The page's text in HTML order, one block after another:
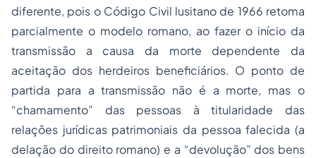
diferente, pois o Código Civil lusitano de 1966 retoma
parcialmente o modelo romano, ao fazer o início da
transmissão a causa da morte dependente da
aceitação dos herdeiros beneficiários. O ponto de
partida para a transmissão não é a morte, mas o
“chamamento” das pessoas à titularidade das
relações jurídicas patrimoniais da pessoa falecida (a
delação do direito romano) e a “devolução” dos bens